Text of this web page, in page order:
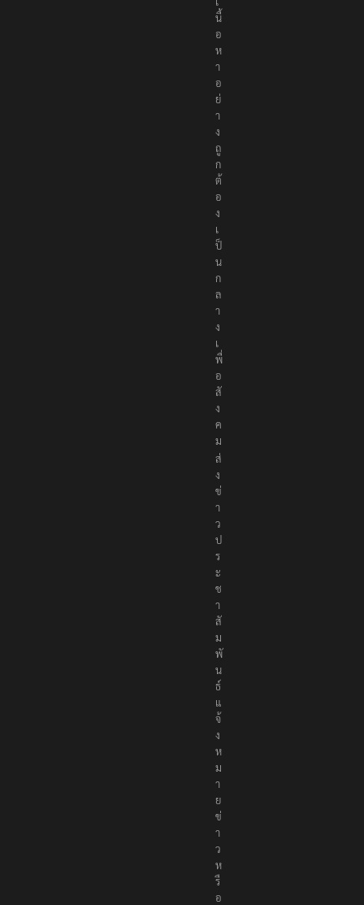
นื้
อ
ห
า
อ
ย่
า
ง
ถู
ก
ต้
อ
ง
เ
ป็
น
ก
ล
า
ง
เ
พื่
อ
สั
ง
ค
ม
ส่
ง
ข่
า
ว
ป
ร
ะ
ช
า
สั
ม
พั
น
ธ์
แ
จ้
ง
ห
ม
า
ย
ข่
า
ว
ห
รื
อ